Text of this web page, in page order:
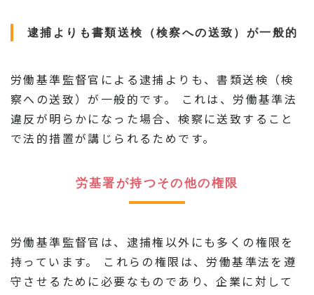
逮捕よりも書類送検（検察への送致）が一般的
労働基準監督官による逮捕よりも、書類送検（検
察への送致）が一般的です。 これは、労働基準法
違反が明らかになった場合、検察に送致すること
で法的措置が講じられるためです。
労基署が持つその他の権限
労働基準監督官は、逮捕権以外にも多くの権限を
持っています。 これらの権限は、労働基準法を遵
守させるために必要なものであり、企業に対して